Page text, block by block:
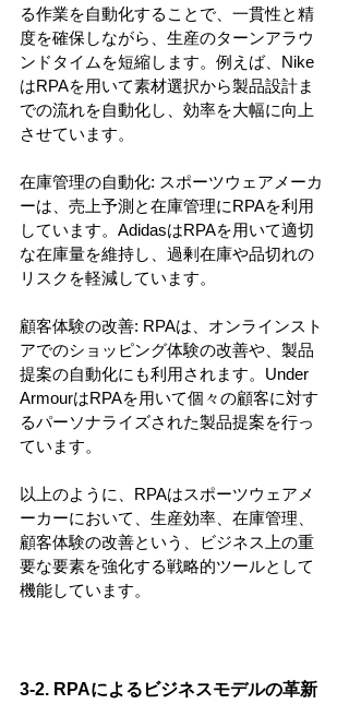
る作業を自動化することで、一貫性と精
度を確保しながら、生産のターンアラウ
ンドタイムを短縮します。例えば、Nike
はRPAを用いて素材選択から製品設計ま
での流れを自動化し、効率を大幅に向上
させています。
在庫管理の自動化: スポーツウェアメーカ
ーは、売上予測と在庫管理にRPAを利用
しています。AdidasはRPAを用いて適切
な在庫量を維持し、過剰在庫や品切れの
リスクを軽減しています。
顧客体験の改善: RPAは、オンラインスト
アでのショッピング体験の改善や、製品
提案の自動化にも利用されます。Under
ArmourはRPAを用いて個々の顧客に対す
るパーソナライズされた製品提案を行っ
ています。
以上のように、RPAはスポーツウェアメ
ーカーにおいて、生産効率、在庫管理、
顧客体験の改善という、ビジネス上の重
要な要素を強化する戦略的ツールとして
機能しています。
3-2. RPAによるビジネスモデルの革新